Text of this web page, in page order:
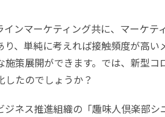
ンマーケティング共に、マーケ
、単純に考えれば接触頻度が高
施策展開ができます。では、新型
たのでしょうか？
ネス推進組織の「趣味人倶楽部